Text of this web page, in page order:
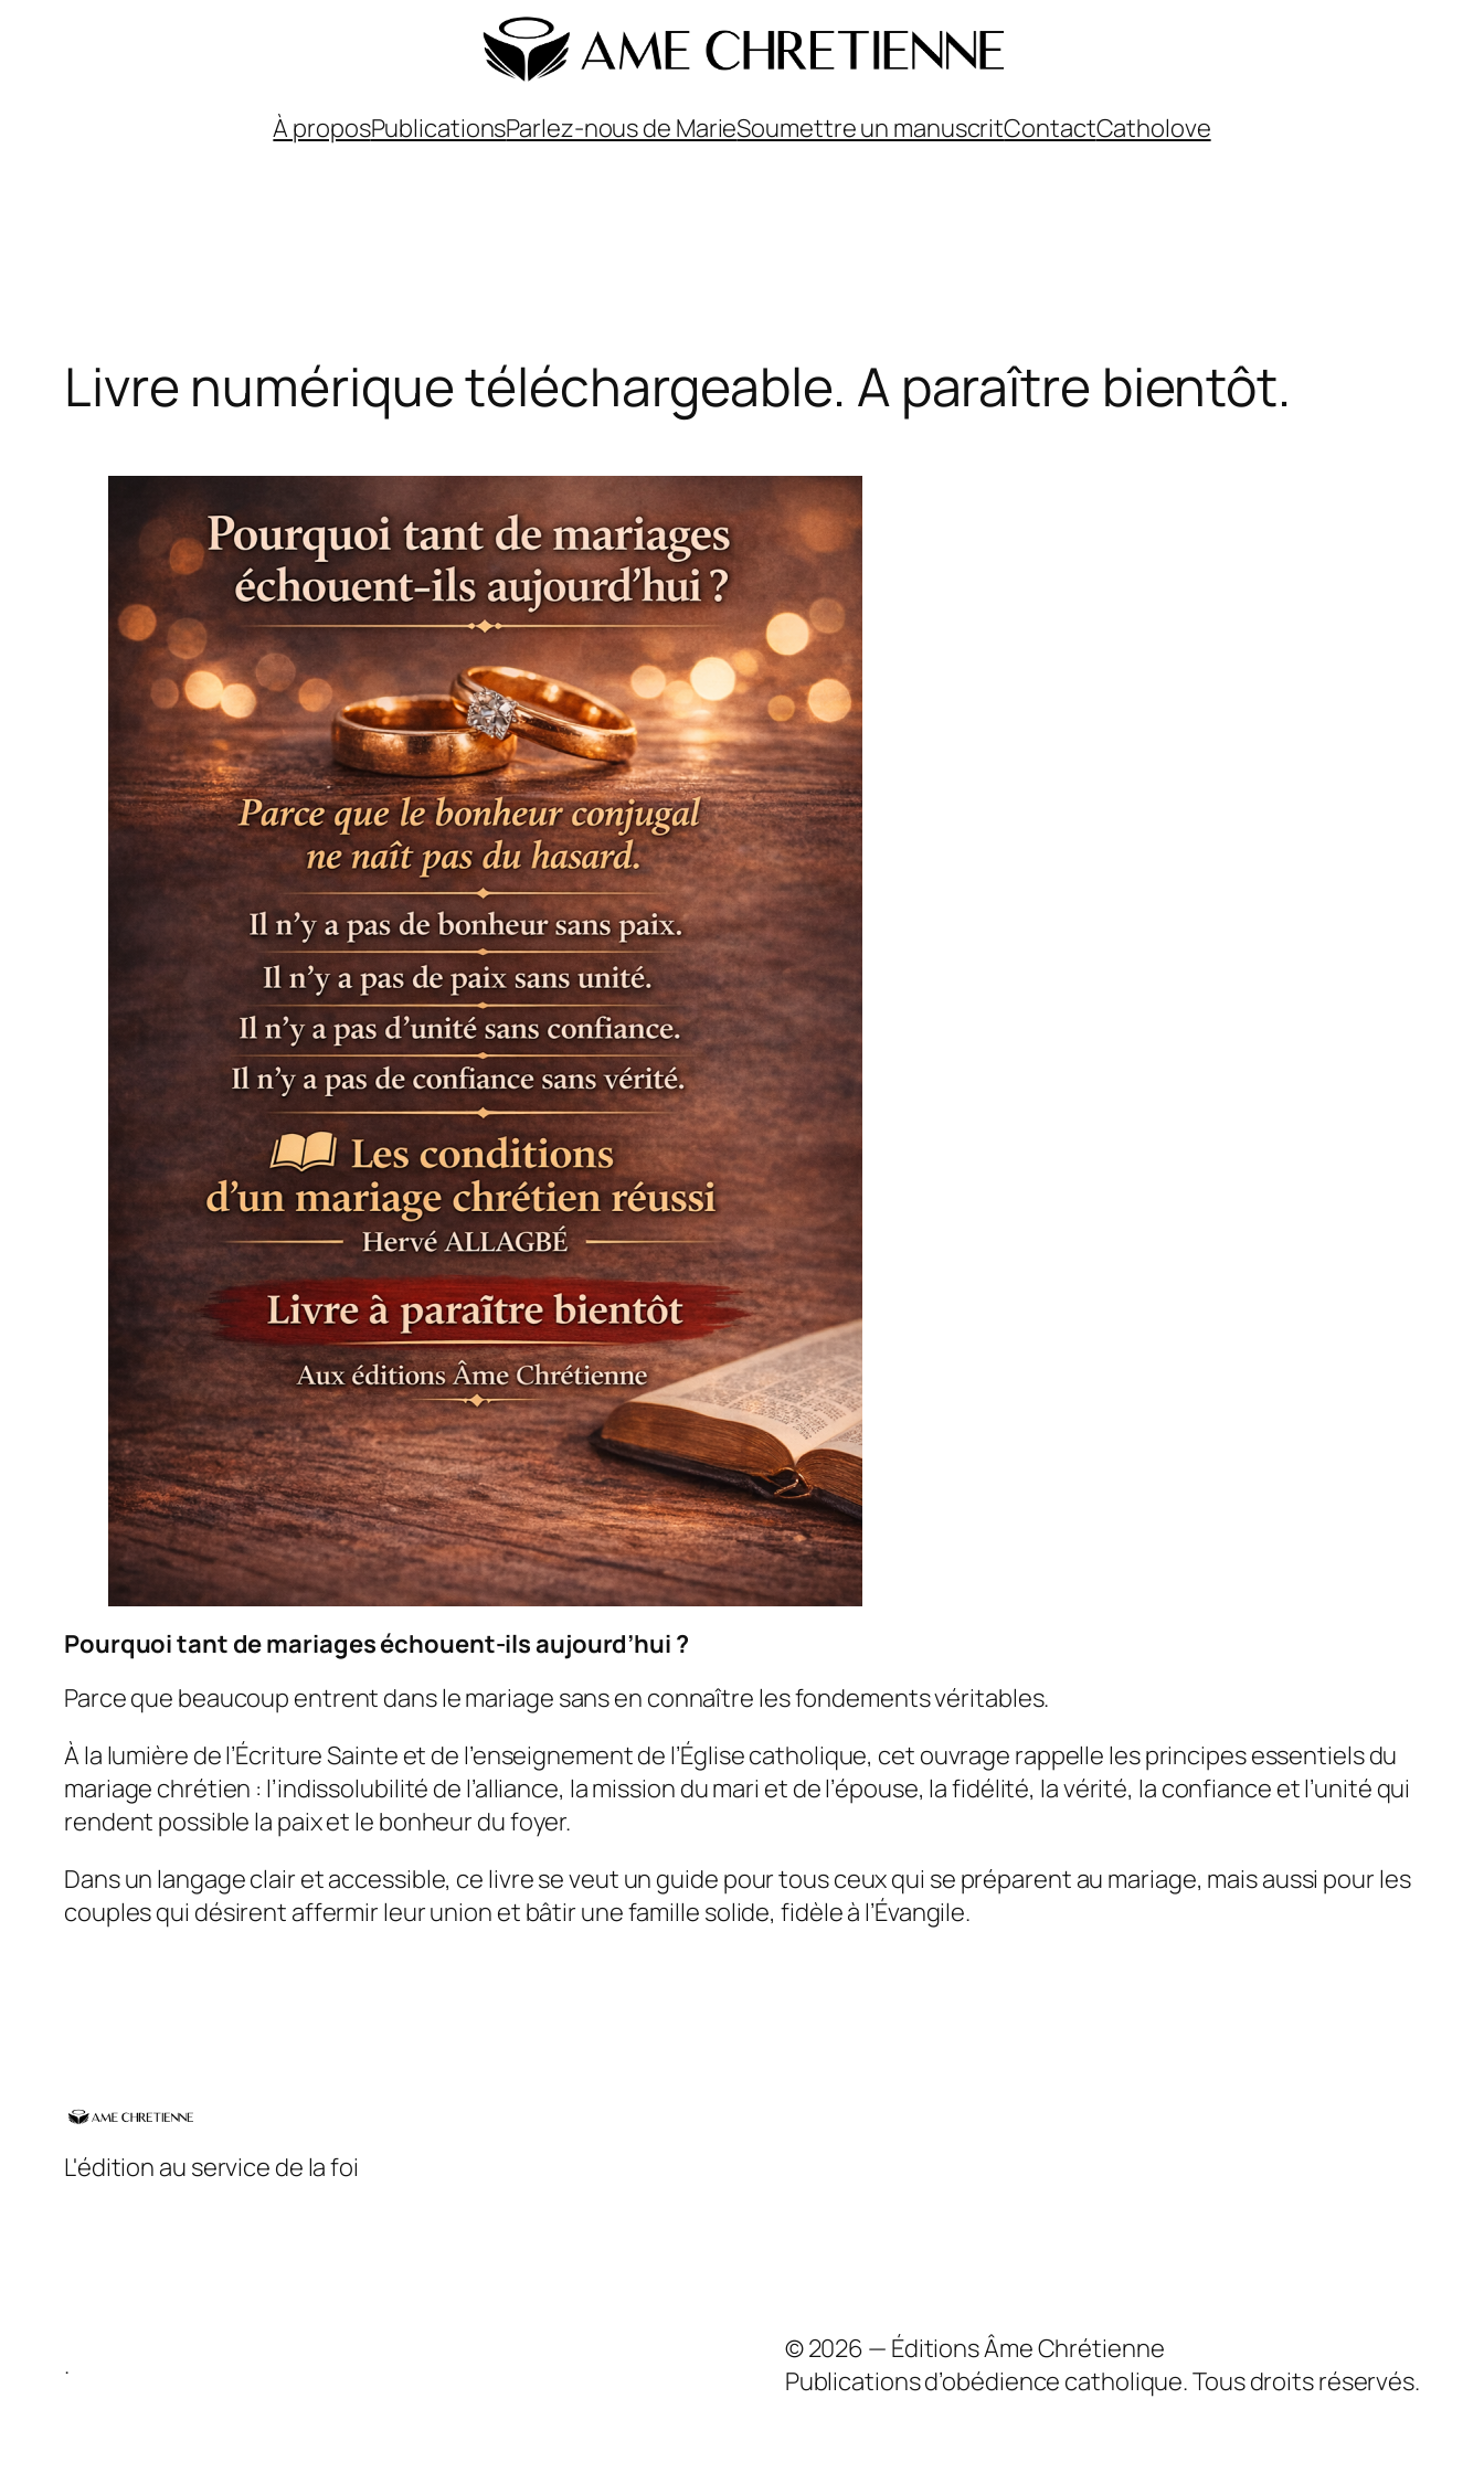
À proposPublicationsParlez-nous de MarieSoumettre un manuscritContactCatholove
Livre numérique téléchargeable. A paraître bientôt.
Pourquoi tant de mariages échouent-ils aujourd’hui ?
Parce que beaucoup entrent dans le mariage sans en connaître les fondements véritables.
À la lumière de l’Écriture Sainte et de l’enseignement de l’Église catholique, cet ouvrage rappelle les principes essentiels du
mariage chrétien : l’indissolubilité de l’alliance, la mission du mari et de l’épouse, la fidélité, la vérité, la confiance et l’unité qui
rendent possible la paix et le bonheur du foyer.
Dans un langage clair et accessible, ce livre se veut un guide pour tous ceux qui se préparent au mariage, mais aussi pour les
couples qui désirent affermir leur union et bâtir une famille solide, fidèle à l’Évangile.
L'édition au service de la foi
.
© 2026 — Éditions Âme Chrétienne
Publications d’obédience catholique. Tous droits réservés.